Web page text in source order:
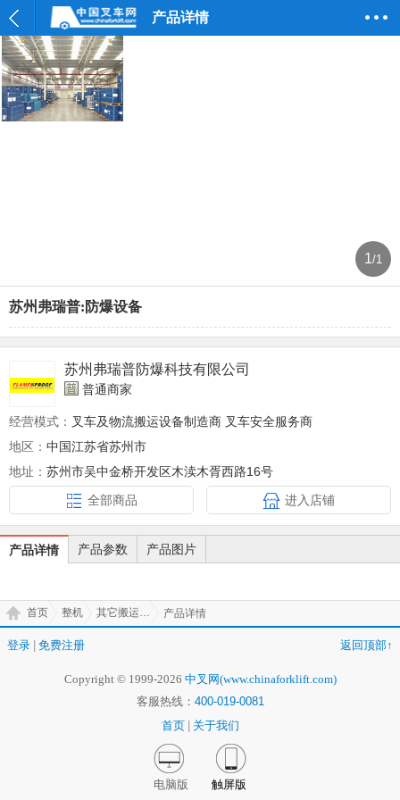
产品详情
1/1
苏州弗瑞普:防爆设备
苏州弗瑞普防爆科技有限公司
普通商家
经营模式： 叉车及物流搬运设备制造商 叉车安全服务商
地区： 中国江苏省苏州市
地址： 苏州市吴中金桥开发区木渎木胥西路16号
全部商品
进入店铺
产品详情 产品参数 产品图片
首页 整机 其它搬运工具 产品详情
登录 免费注册 返回顶部↑
Copyright © 1999-2026 中叉网(www.chinaforklift.com)
客服热线： 400-019-0081
首页
关于我们
电脑版 触屏版